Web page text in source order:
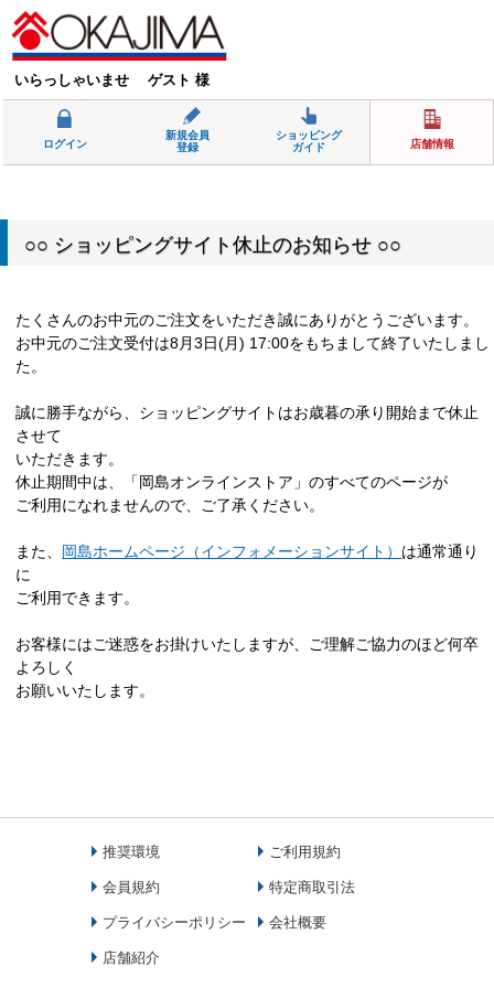
いらっしゃいませ ゲスト 様
ログイン
新規会員
登録
ショッピング
ガイド
店舗情報
○○ ショッピングサイト休止のお知らせ ○○
たくさんのお中元のご注文をいただき誠にありがとうございます。
お中元のご注文受付は8月3日(月) 17:00をもちまして終了いたしまし
た。
誠に勝手ながら、ショッピングサイトはお歳暮の承り開始まで休止
させて
いただきます。
休止期間中は、「岡島オンラインストア」のすべてのページが
ご利用になれませんので、ご了承ください。
また、 岡島ホームページ（インフォメーションサイト） は通常通り
に
ご利用できます。
お客様にはご迷惑をお掛けいたしますが、ご理解ご協力のほど何卒
よろしく
お願いいたします。
推奨環境 ご利用規約
会員規約 特定商取引法
プライバシーポリシー 会社概要
店舗紹介